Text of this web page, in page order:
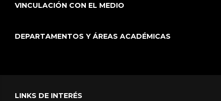
VINCULACIÓN CON EL MEDIO
DEPARTAMENTOS Y ÁREAS ACADÉMICAS
LINKS DE INTERÉS